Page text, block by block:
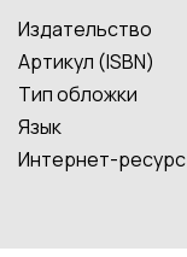
Издательство
Артикул (ISBN)
Тип обложки
Язык
Интернет-ресурс